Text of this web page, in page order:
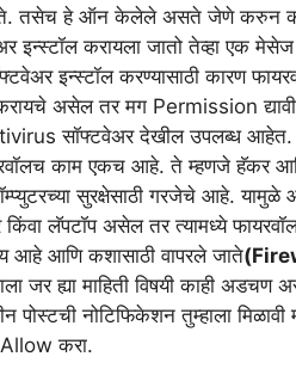
तसेच हे ऑन केलेले असते जेणे करुन
करायला जातो तेव्हा एक
इन्स्टॉल करण्यासाठी कारण
असेल तर मग Permission
सॉफ्टवेअर देखील उपलब्ध
काम एकच आहे. ते म्हणजे हॅकर
सुरक्षेसाठी गरजेचे आहे. यामुळे
लॅपटॉप असेल तर त्यामध्ये
आहे आणि कशासाठी वापरले जाते
जर ह्या माहिती विषयी काही
पोस्टची नोटिफिकेशन तुम्हाला
करा.